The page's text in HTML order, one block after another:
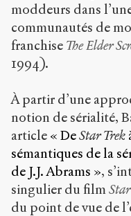
moddeurs dans
communautés de
franchise The Elder
1994).
À partir d’une
notion de sérialité,
article « DeStar Trek
sémantiques de la
de J.J. Abrams »,
singulier du film
du point de vue de